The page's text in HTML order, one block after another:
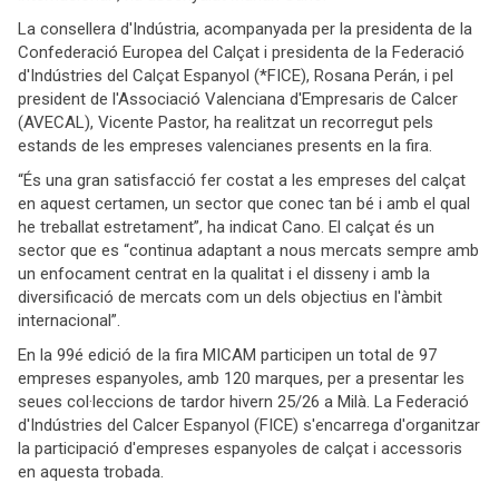
La consellera d'Indústria, acompanyada per la presidenta de la
Confederació Europea del Calçat i presidenta de la Federació
d'Indústries del Calçat Espanyol (*FICE), Rosana Perán, i pel
president de l'Associació Valenciana d'Empresaris de Calcer
(AVECAL), Vicente Pastor, ha realitzat un recorregut pels
estands de les empreses valencianes presents en la fira.
“És una gran satisfacció fer costat a les empreses del calçat
en aquest certamen, un sector que conec tan bé i amb el qual
he treballat estretament”, ha indicat Cano. El calçat és un
sector que es “continua adaptant a nous mercats sempre amb
un enfocament centrat en la qualitat i el disseny i amb la
diversificació de mercats com un dels objectius en l'àmbit
internacional”.
En la 99é edició de la fira MICAM participen un total de 97
empreses espanyoles, amb 120 marques, per a presentar les
seues col·leccions de tardor hivern 25/26 a Milà. La Federació
d'Indústries del Calcer Espanyol (FICE) s'encarrega d'organitzar
la participació d'empreses espanyoles de calçat i accessoris
en aquesta trobada.